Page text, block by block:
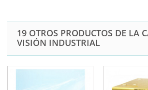
19 OTROS PRODUCTOS DE LA
VISIÓN INDUSTRIAL